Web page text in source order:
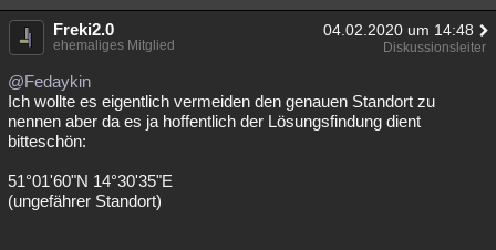
Freki2.0 04.02.2020 um 14:48
ehemaliges Mitglied Diskussionsleiter
@Fedaykin
Ich wollte es eigentlich vermeiden den genauen Standort zu
nennen aber da es ja hoffentlich der Lösungsfindung dient
bitteschön:
51°01'60"N 14°30'35"E
(ungefährer Standort)